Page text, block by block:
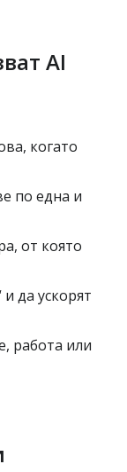
AI
когато
по една и
от която
и да ускорят
работа или